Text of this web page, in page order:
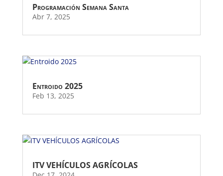
Programación Semana Santa
Abr 7, 2025
Entroido 2025
Feb 13, 2025
ITV VEHÍCULOS AGRÍCOLAS